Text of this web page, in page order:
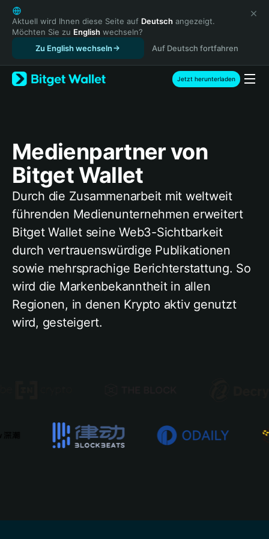
English
日本語
Tiếng Việt
Русский
Español (Latinoamérica)
Türkçe
繁體中文
Português (Portugal)
Bahasa Indonesia
ภาษาไทย
हिन्दी
Español
Português (Brasil)
Español (Argentina)
Aktuell wird Ihnen diese Seite auf Deutsch angezeigt.
Möchten Sie zu English wechseln?
Zu English wechseln
Auf Deutsch fortfahren
Jetzt herunterladen
Medienpartner von
Bitget Wallet
Durch die Zusammenarbeit mit weltweit
führenden Medienunternehmen erweitert
Bitget Wallet seine Web3-Sichtbarkeit
durch vertrauenswürdige Publikationen
sowie mehrsprachige Berichterstattung. So
wird die Markenbekanntheit in allen
Regionen, in denen Krypto aktiv genutzt
wird, gesteigert.